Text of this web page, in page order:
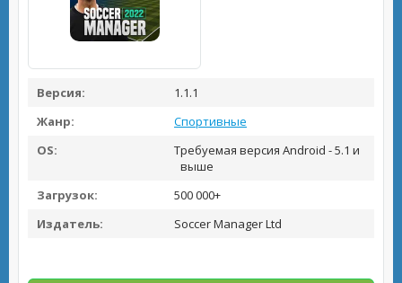
Версия:
1.1.1
Жанр:
Спортивные
OS:
Требуемая версия Android - 5.1 и
выше
Загрузок:
500 000+
Издатель:
Soccer Manager Ltd